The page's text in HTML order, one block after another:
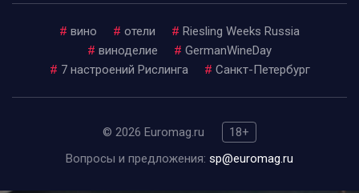
# вино # отели # Riesling Weeks Russia
# виноделие # GermanWineDay
# 7 настроений Рислинга # Санкт-Петербург
© 2026 Euromag.ru
18+
Вопросы и предложения: sp@euromag.ru